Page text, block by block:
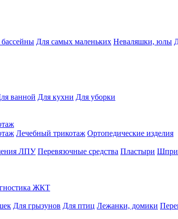
Для самых маленьких Неваляшки, юлы
ванной Для кухни Для уборки
Лечебный трикотаж Ортопедические изделия
ЛПУ Перевязочные средства Пластыри
ЖКТ
Для грызунов Для птиц Лежанки, домики